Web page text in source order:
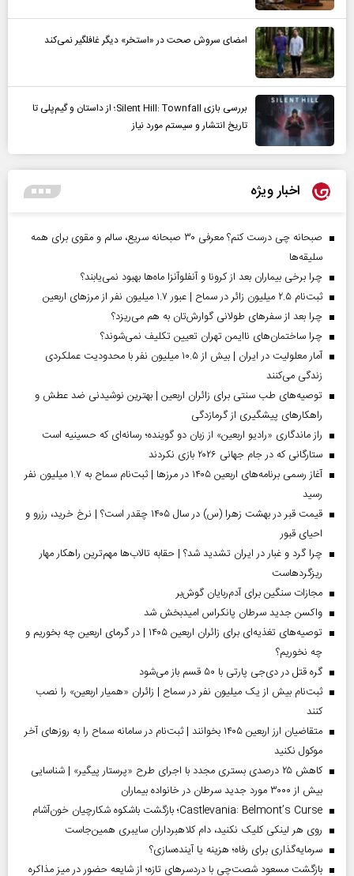
امضای سروش صحت در «استخر» دیگر غافلگیر نمی‌کند
بررسی بازی Silent Hill: Townfall؛ از داستان و گیم‌پلی تا
تاریخ انتشار و سیستم مورد نیاز
اخبار ویژه
صبحانه چی درست کنم؟ معرفی ۳۰ صبحانه سریع، سالم و مقوی برای همه
سلیقه‌ها
چرا برخی بیماران بعد از کرونا و آنفلوآنزا ماه‌ها بهبود نمی‌یابند؟
ثبت‌نام ۲.۵ میلیون زائر در سماح | عبور ۱.۷ میلیون نفر از مرز‌های اربعین
چرا بعد از سفرهای طولانی گوارش‌تان به هم می‌ریزد؟
چرا ساختمان‌های ناایمن تهران تعیین تکلیف نمی‌شوند؟
آمار معلولیت در ایران | بیش از ۱۰.۵ میلیون نفر با محدودیت عملکردی
زندگی می‌کنند
توصیه‌های طب سنتی برای زائران اربعین | بهترین نوشیدنی ضد عطش و
راهکارهای پیشگیری از گرمازدگی
راز ماندگاری «رادیو اربعین» از زبان دو گوینده؛ رسانه‌ای که حسینیه است
ستارگانی که در جام جهانی ۲۰۲۶ بازی نکردند
آغاز رسمی برنامه‌های اربعین ۱۴۰۵ در مرز‌ها | ثبت‌نام سماح به ۱.۷ میلیون نفر
رسید
قیمت قبر در بهشت زهرا (س) در سال ۱۴۰۵ چقدر است؟ | نرخ خرید، رزرو و
احیای قبور
چرا گرد و غبار در ایران تشدید شد؟ | حقابه تالاب‌ها مهم‌ترین راهکار مهار
ریزگردهاست
مجازات سنگین برای آدم‌ربایان گوش‌بر
واکسن جدید سرطان پانکراس امیدبخش شد
توصیه‌های تغذیه‌ای برای زائران اربعین ۱۴۰۵ | در گرمای اربعین چه بخوریم و
چه نخوریم؟
گره قتل در دی‌جی پارتی با ۵۰ قسم باز می‌شود
ثبت‌نام بیش از یک میلیون نفر در سماح | زائران «همیار اربعین» را نصب
کنند
متقاضیان ارز اربعین ۱۴۰۵ بخوانند | ثبت‌نام در سامانه سماح را به روز‌های آخر
موکول نکنید
کاهش ۲۵ درصدی بستری مجدد با اجرای طرح «پرستار پیگیر» | شناسایی
بیش از ۳۰۰۰ مورد جدید سرطان در خانواده بیماران
Castlevania: Belmont’s Curse؛ بازگشت باشکوه شکارچیان خون‌آشام
روی هر لینکی کلیک نکنید، دام کلاهبرداران سایبری همین‌جاست
سرمایه‌گذاری برای رفاه؛ هزینه یا آینده‌سازی؟
بازگشت مسعود شصت‌چی با دردسر‌های تازه؛ از شایعه حضور در میز مذاکره